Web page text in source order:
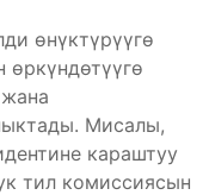
өнүктүрүүгө
өркүндөтүүгө
Мисалы,
караштуу
тил комиссиясын